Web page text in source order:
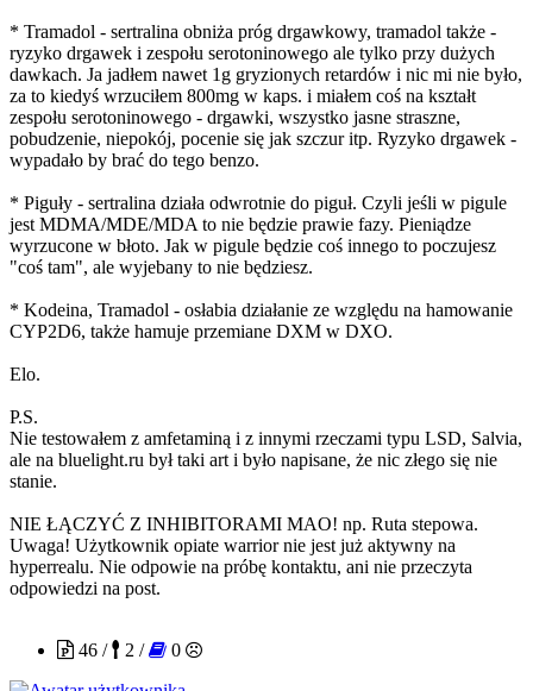
* Tramadol - sertralina obniża próg drgawkowy, tramadol także -
ryzyko drgawek i zespołu serotoninowego ale tylko przy dużych
dawkach. Ja jadłem nawet 1g gryzionych retardów i nic mi nie było,
za to kiedyś wrzuciłem 800mg w kaps. i miałem coś na kształt
zespołu serotoninowego - drgawki, wszystko jasne straszne,
pobudzenie, niepokój, pocenie się jak szczur itp. Ryzyko drgawek -
wypadało by brać do tego benzo.
* Piguły - sertralina działa odwrotnie do piguł. Czyli jeśli w pigule
jest MDMA/MDE/MDA to nie będzie prawie fazy. Pieniądze
wyrzucone w błoto. Jak w pigule będzie coś innego to poczujesz
"coś tam", ale wyjebany to nie będziesz.
* Kodeina, Tramadol - osłabia działanie ze względu na hamowanie
CYP2D6, także hamuje przemiane DXM w DXO.
Elo.
P.S.
Nie testowałem z amfetaminą i z innymi rzeczami typu LSD, Salvia,
ale na bluelight.ru był taki art i było napisane, że nic złego się nie
stanie.
NIE ŁĄCZYĆ Z INHIBITORAMI MAO! np. Ruta stepowa.
Uwaga! Użytkownik opiate warrior nie jest już aktywny na
hyperrealu. Nie odpowie na próbę kontaktu, ani nie przeczyta
odpowiedzi na post.
46 /
2 / 0